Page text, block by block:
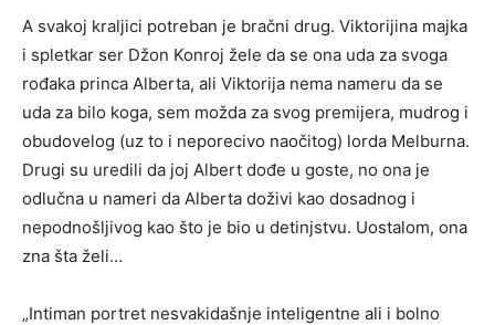
A svakoj kraljici potreban je bračni drug. Viktorijina majka
i spletkar ser Džon Konroj žele da se ona uda za svoga
rođaka princa Alberta, ali Viktorija nema nameru da se
uda za bilo koga, sem možda za svog premijera, mudrog i
obudovelog (uz to i neporecivo naočitog) lorda Melburna.
Drugi su uredili da joj Albert dođe u goste, no ona je
odlučna u nameri da Alberta doživi kao dosadnog i
nepodnošljivog kao što je bio u detinjstvu. Uostalom, ona
zna šta želi…
„Intiman portret nesvakidašnje inteligentne ali i bolno